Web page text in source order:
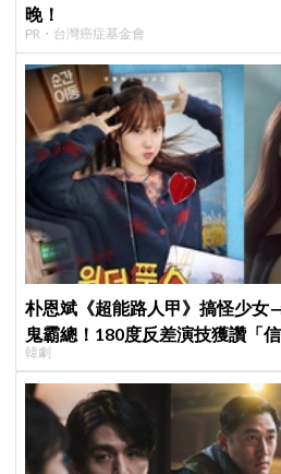
晚！
PR・台灣癌症基金會
朴恩斌《超能路人甲》搞怪少女
鬼霸總！180度反差演技獲讚「信
韓劇